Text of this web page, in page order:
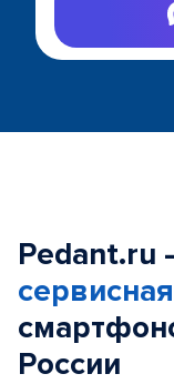
Pedant.ru
России